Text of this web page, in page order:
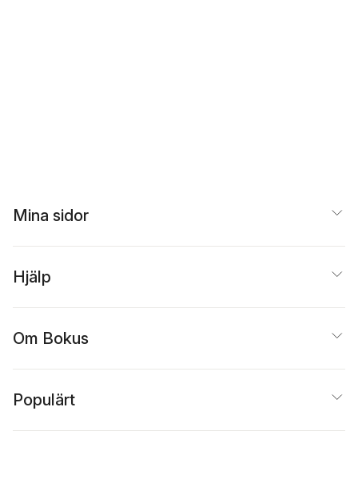
Mina sidor
Hjälp
Om Bokus
Populärt